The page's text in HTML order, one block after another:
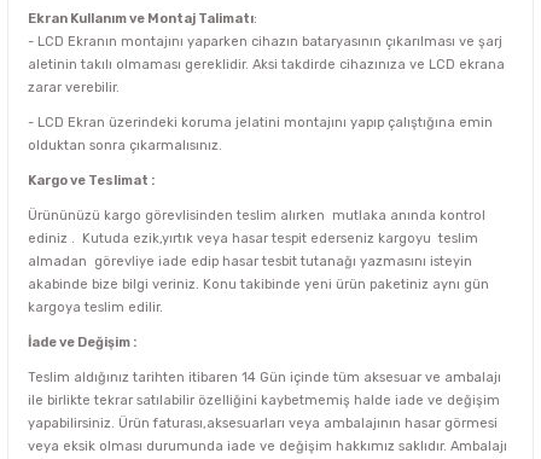
Ekran Kullanım ve Montaj Talimatı:
- LCD Ekranın montajını yaparken cihazın bataryasının çıkarılması ve şarj
aletinin takılı olmaması gereklidir. Aksi takdirde cihazınıza ve LCD ekrana
zarar verebilir.
- LCD Ekran üzerindeki koruma jelatini montajını yapıp çalıştığına emin
olduktan sonra çıkarmalısınız.
Kargo ve Teslimat :
Ürününüzü kargo görevlisinden teslim alırken mutlaka anında kontrol
ediniz . Kutuda ezik,yırtık veya hasar tespit ederseniz kargoyu teslim
almadan görevliye iade edip hasar tesbit tutanağı yazmasını isteyin
akabinde bize bilgi veriniz. Konu takibinde yeni ürün paketiniz aynı gün
kargoya teslim edilir.
İade ve Değişim :
Teslim aldığınız tarihten itibaren 14 Gün içinde tüm aksesuar ve ambalajı
ile birlikte tekrar satılabilir özelliğini kaybetmemiş halde iade ve değişim
yapabilirsiniz. Ürün faturası,aksesuarları veya ambalajının hasar görmesi
veya eksik olması durumunda iade ve değişim hakkımız saklıdır. Ambalajı